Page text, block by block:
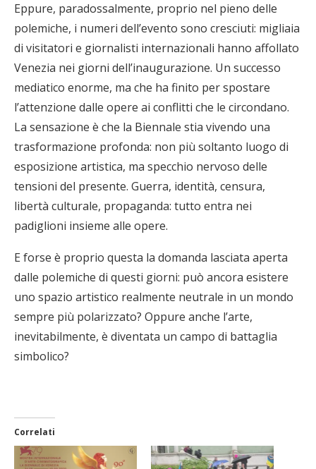
Eppure, paradossalmente, proprio nel pieno delle
polemiche, i numeri dell’evento sono cresciuti: migliaia
di visitatori e giornalisti internazionali hanno affollato
Venezia nei giorni dell’inaugurazione. Un successo
mediatico enorme, ma che ha finito per spostare
l’attenzione dalle opere ai conflitti che le circondano.
La sensazione è che la Biennale stia vivendo una
trasformazione profonda: non più soltanto luogo di
esposizione artistica, ma specchio nervoso delle
tensioni del presente. Guerra, identità, censura,
libertà culturale, propaganda: tutto entra nei
padiglioni insieme alle opere.
E forse è proprio questa la domanda lasciata aperta
dalle polemiche di questi giorni: può ancora esistere
uno spazio artistico realmente neutrale in un mondo
sempre più polarizzato? Oppure anche l’arte,
inevitabilmente, è diventata un campo di battaglia
simbolico?
Correlati